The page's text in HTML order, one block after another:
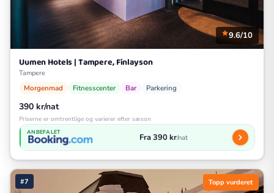
9.6/10
Uumen Hotels | Tampere, Finlayson
Tampere
Morgenmad Fitnesscenter Bar Parkering
390 kr/nat
Priserne er omtrentlige og varierer efter sæson
ANBEFALET Fra 390 kr/nat
#7 Topp vurderet